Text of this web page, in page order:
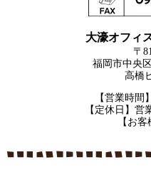
大濠オフィ
〒
福岡市中央
高橋
【営業時間
【定休日】営
【お客